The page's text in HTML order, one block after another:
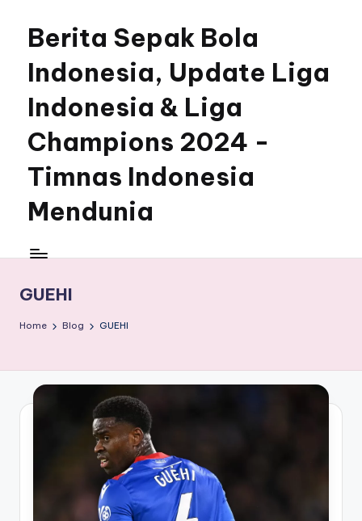
content
Berita Sepak Bola
Indonesia, Update Liga
Indonesia & Liga
Champions 2024 -
Timnas Indonesia
Mendunia
GUEHI
Home Blog GUEHI